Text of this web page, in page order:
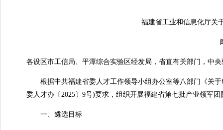
福建省工业和信息化厅关于
闽
各设区市工信局、平潭综合实验区经发局，省直有关部门，中
根据中共福建省委人才工作领导小组办公室等八部门《关于
委人才办〔2025〕9号)要求，组织开展福建省第七批产业领军
一、 遴选目标